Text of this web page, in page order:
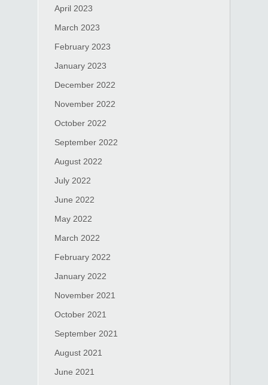
April 2023
March 2023
February 2023
January 2023
December 2022
November 2022
October 2022
September 2022
August 2022
July 2022
June 2022
May 2022
March 2022
February 2022
January 2022
November 2021
October 2021
September 2021
August 2021
June 2021